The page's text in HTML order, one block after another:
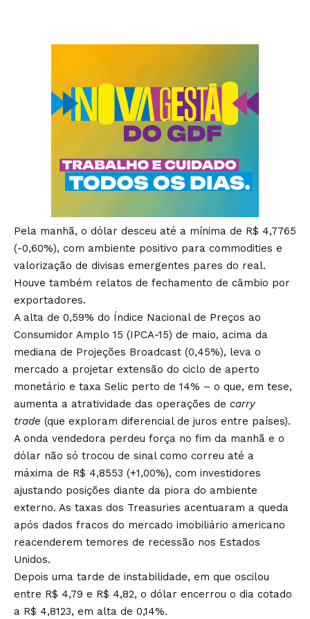
Pela manhã, o dólar desceu até a mínima de R$ 4,7765
(-0,60%), com ambiente positivo para commodities e
valorização de divisas emergentes pares do real.
Houve também relatos de fechamento de câmbio por
exportadores.
A alta de 0,59% do Índice Nacional de Preços ao
Consumidor Amplo 15 (IPCA-15) de maio, acima da
mediana de Projeções Broadcast (0,45%), leva o
mercado a projetar extensão do ciclo de aperto
monetário e taxa Selic perto de 14% – o que, em tese,
aumenta a atratividade das operações de carry
trade (que exploram diferencial de juros entre países).
A onda vendedora perdeu força no fim da manhã e o
dólar não só trocou de sinal como correu até a
máxima de R$ 4,8553 (+1,00%), com investidores
ajustando posições diante da piora do ambiente
externo. As taxas dos Treasuries acentuaram a queda
após dados fracos do mercado imobiliário americano
reacenderem temores de recessão nos Estados
Unidos.
Depois uma tarde de instabilidade, em que oscilou
entre R$ 4,79 e R$ 4,82, o dólar encerrou o dia cotado
a R$ 4,8123, em alta de 0,14%.